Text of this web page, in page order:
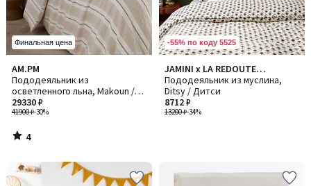
Финальная цена
AM.PM
Пододеяльник из
осветленного льна, Makoun /
Макун
41900 ₽-30%
29330 ₽
4
/
5
4
/
-55% по коду 5525
JAMINI x LA REDOUTE
INTERIEURS
Пододеяльник из муслина,
Ditsy / Дитси
13200 ₽-34%
8712 ₽